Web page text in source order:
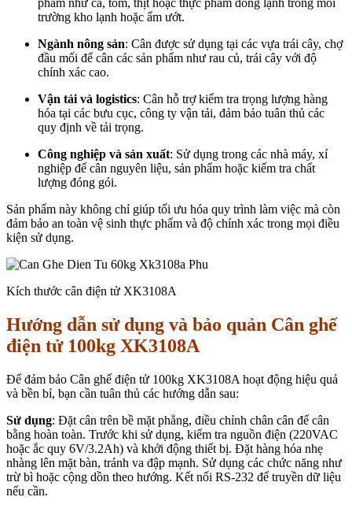
phẩm như cá, tôm, thịt hoặc thực phẩm đông lạnh trong môi
trường kho lạnh hoặc ẩm ướt.
Ngành nông sản: Cân được sử dụng tại các vựa trái cây, chợ
đầu mối để cân các sản phẩm như rau củ, trái cây với độ
chính xác cao.
Vận tải và logistics: Cân hỗ trợ kiểm tra trọng lượng hàng
hóa tại các bưu cục, công ty vận tải, đảm bảo tuân thủ các
quy định về tải trọng.
Công nghiệp và sản xuất: Sử dụng trong các nhà máy, xí
nghiệp để cân nguyên liệu, sản phẩm hoặc kiểm tra chất
lượng đóng gói.
Sản phẩm này không chỉ giúp tối ưu hóa quy trình làm việc mà còn
đảm bảo an toàn vệ sinh thực phẩm và độ chính xác trong mọi điều
kiện sử dụng.
Kích thước cân điện tử XK3108A
Hướng dẫn sử dụng và bảo quản Cân ghế
điện tử 100kg XK3108A
Để đảm bảo Cân ghế điện tử 100kg XK3108A hoạt động hiệu quả
và bền bỉ, bạn cần tuân thủ các hướng dẫn sau:
Sử dụng: Đặt cân trên bề mặt phẳng, điều chỉnh chân cân để cân
bằng hoàn toàn. Trước khi sử dụng, kiểm tra nguồn điện (220VAC
hoặc ắc quy 6V/3.2Ah) và khởi động thiết bị. Đặt hàng hóa nhẹ
nhàng lên mặt bàn, tránh va đập mạnh. Sử dụng các chức năng như
trừ bì hoặc cộng dồn theo hướng. Kết nối RS-232 để truyền dữ liệu
nếu cần.